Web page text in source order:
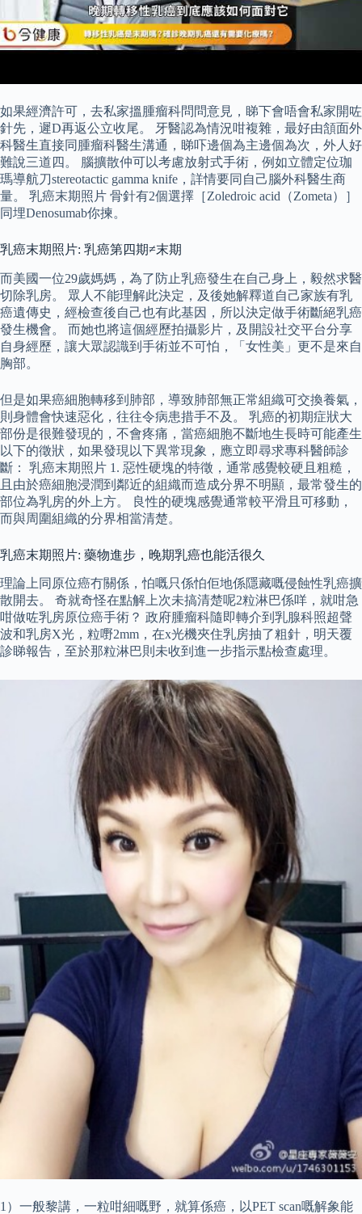
如果經濟許可，去私家搵腫瘤科問問意見，睇下會唔會私家開咗
針先，遲D再返公立收尾。 牙醫認為情況咁複雜，最好由頷面外
科醫生直接同腫瘤科醫生溝通，睇吓邊個為主邊個為次，外人好
難說三道四。 腦擴散仲可以考慮放射式手術，例如立體定位珈
瑪導航刀stereotactic gamma knife，詳情要同自己腦外科醫生商
量。 乳癌末期照片 骨針有2個選擇［Zoledroic acid（Zometa）］
同埋Denosumab你揀。
乳癌末期照片: 乳癌第四期≠末期
而美國一位29歲媽媽，為了防止乳癌發生在自己身上，毅然求醫
切除乳房。 眾人不能理解此決定，及後她解釋道自己家族有乳
癌遺傳史，經檢查後自己也有此基因，所以決定做手術斷絕乳癌
發生機會。 而她也將這個經歷拍攝影片，及開設社交平台分享
自身經歷，讓大眾認識到手術並不可怕，「女性美」更不是來自
胸部。
但是如果癌細胞轉移到肺部，導致肺部無正常組織可交換養氣，
則身體會快速惡化，往往令病患措手不及。 乳癌的初期症狀大
部份是很難發現的，不會疼痛，當癌細胞不斷地生長時可能產生
以下的徵狀，如果發現以下異常現象，應立即尋求專科醫師診
斷： 乳癌末期照片 1. 惡性硬塊的特徵，通常感覺較硬且粗糙，
且由於癌細胞浸潤到鄰近的組織而造成分界不明顯，最常發生的
部位為乳房的外上方。 良性的硬塊感覺通常較平滑且可移動，
而與周圍組織的分界相當清楚。
乳癌末期照片: 藥物進步，晚期乳癌也能活很久
理論上同原位癌冇關係，怕嘅只係怕佢地係隱藏嘅侵蝕性乳癌擴
散開去。 奇就奇怪在點解上次未搞清楚呢2粒淋巴係咩，就咁急
咁做咗乳房原位癌手術？ 政府腫瘤科隨即轉介到乳腺科照超聲
波和乳房X光，粒嘢2mm，在x光機夾住乳房抽了粗針，明天覆
診睇報告，至於那粒淋巴則未收到進一步指示點檢查處理。
1）一般黎講，一粒咁細嘅野，就算係癌，以PET scan嘅解象能